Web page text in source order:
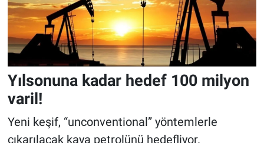
Yılsonuna kadar hedef 100 milyon
varil!
Yeni keşif, “unconventional” yöntemlerle
çıkarılacak kaya petrolünü hedefliyor.